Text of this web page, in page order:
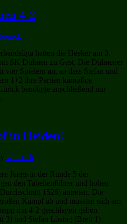
4-2
hatten die Heeker am 3.
SK Dülmen zu Gast. Die Dülmener
vier Spielern an, so dass Stefan und
1+2 ihre Partien kampflos
benötigte anschließend nur
in Heiden!
wluerick
Jungs in der Runde 5 der
den Tabellenführer und hohen
1526) antreten. Die
Kampf ab und mussten sich am
mit 4-2 geschlagen geben.
3) und Stefan Lösing (Brett 1)